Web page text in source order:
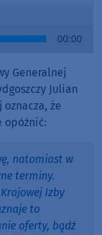
00:00
Generalnej
Julian
oznacza, że
opóźnić:
natomiast w
terminy.
Izby
to
oferty, bądź